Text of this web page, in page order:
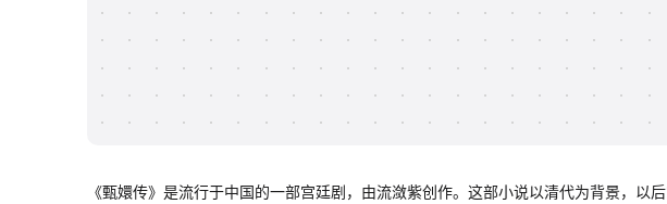
《甄嬛传》是流行于中国的一部宫廷剧，由流潋紫创作。这部小说以清代为背景，以